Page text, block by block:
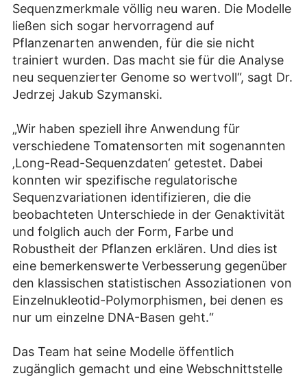
Sequenzmerkmale völlig neu waren. Die Modelle
ließen sich sogar hervorragend auf
Pflanzenarten anwenden, für die sie nicht
trainiert wurden. Das macht sie für die Analyse
neu sequenzierter Genome so wertvoll“, sagt Dr.
Jedrzej Jakub Szymanski.
„Wir haben speziell ihre Anwendung für
verschiedene Tomatensorten mit sogenannten
‚Long-Read-Sequenzdaten‘ getestet. Dabei
konnten wir spezifische regulatorische
Sequenzvariationen identifizieren, die die
beobachteten Unterschiede in der Genaktivität
und folglich auch der Form, Farbe und
Robustheit der Pflanzen erklären. Und dies ist
eine bemerkenswerte Verbesserung gegenüber
den klassischen statistischen Assoziationen von
Einzelnukleotid-Polymorphismen, bei denen es
nur um einzelne DNA-Basen geht.“
Das Team hat seine Modelle öffentlich
zugänglich gemacht und eine Webschnittstelle